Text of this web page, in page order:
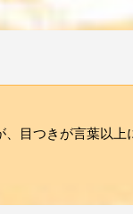
目つきが言葉以